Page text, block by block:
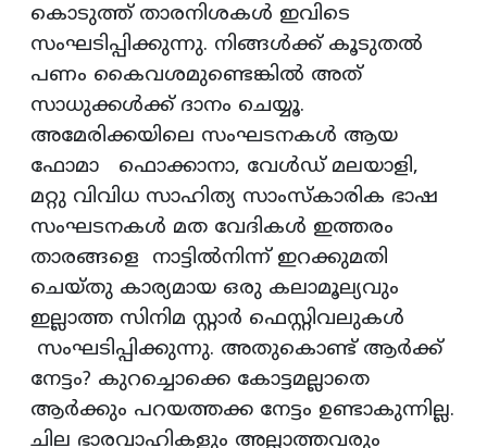
കൊടുത്ത് താരനിശകൾ ഇവിടെ
സംഘടിപ്പിക്കുന്നു. നിങ്ങൾക്ക് കൂടുതൽ
പണം കൈവശമുണ്ടെങ്കിൽ അത്
സാധുക്കൾക്ക് ദാനം ചെയ്യൂ.
അമേരിക്കയിലെ സംഘടനകൾ ആയ
ഫോമാ ഫൊക്കാനാ, വേൾഡ് മലയാളി,
മറ്റു വിവിധ സാഹിത്യ സാംസ്കാരിക ഭാഷ
സംഘടനകൾ മത വേദികൾ ഇത്തരം
താരങ്ങളെ നാട്ടിൽനിന്ന് ഇറക്കുമതി
ചെയ്‌തു കാര്യമായ ഒരു കലാമൂല്യവും
ഇല്ലാത്ത സിനിമ സ്റ്റാർ ഫെസ്റ്റിവലുകൾ
സംഘടിപ്പിക്കുന്നു. അതുകൊണ്ട് ആർക്ക്
നേട്ടം? കുറച്ചൊക്കെ കോട്ടമല്ലാതെ
ആർക്കും പറയത്തക്ക നേട്ടം ഉണ്ടാകുന്നില്ല.
ചില ഭാരവാഹികളും അല്ലാത്തവരും